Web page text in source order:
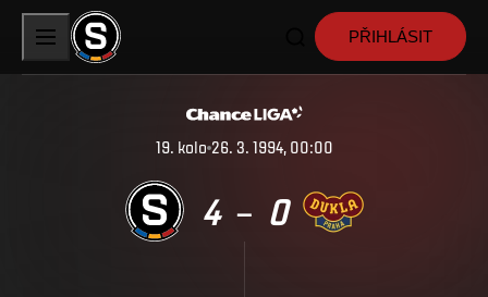
PŘIHLÁSIT
19. kolo 26. 3. 1994, 00:00
4 – 0